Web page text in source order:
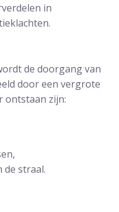
in
de doorgang van
door een vergrote
ontstaan zijn:
de straal.